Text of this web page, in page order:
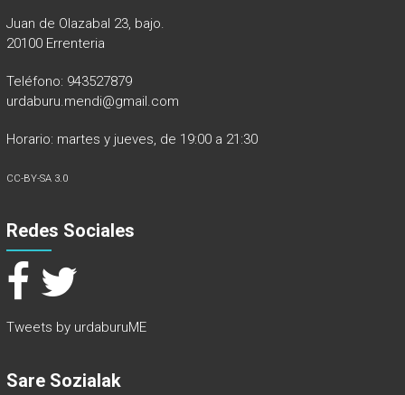
Juan de Olazabal 23, bajo.
20100 Errenteria
Teléfono: 943527879
urdaburu.mendi@gmail.com
Horario: martes y jueves, de 19:00 a 21:30
CC-BY-SA 3.0
Redes Sociales
Tweets by urdaburuME
Sare Sozialak